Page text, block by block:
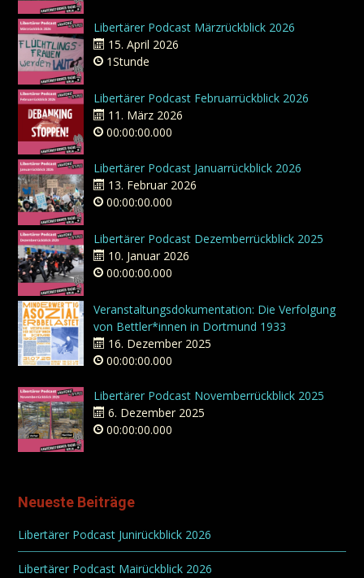
Libertärer Podcast Märzrückblick 2026
15. April 2026
1Stunde
Libertärer Podcast Februarrückblick 2026
11. März 2026
00:00:00.000
Libertärer Podcast Januarrückblick 2026
13. Februar 2026
00:00:00.000
Libertärer Podcast Dezemberrückblick 2025
10. Januar 2026
00:00:00.000
Veranstaltungsdokumentation: Die Verfolgung
von Bettler*innen in Dortmund 1933
16. Dezember 2025
00:00:00.000
Libertärer Podcast Novemberrückblick 2025
6. Dezember 2025
00:00:00.000
Neueste Beiträge
Libertärer Podcast Junirückblick 2026
Libertärer Podcast Mairückblick 2026